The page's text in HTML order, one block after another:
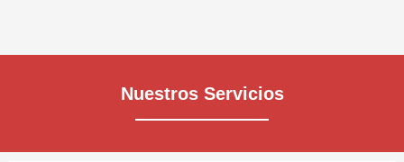
Nuestros Servicios